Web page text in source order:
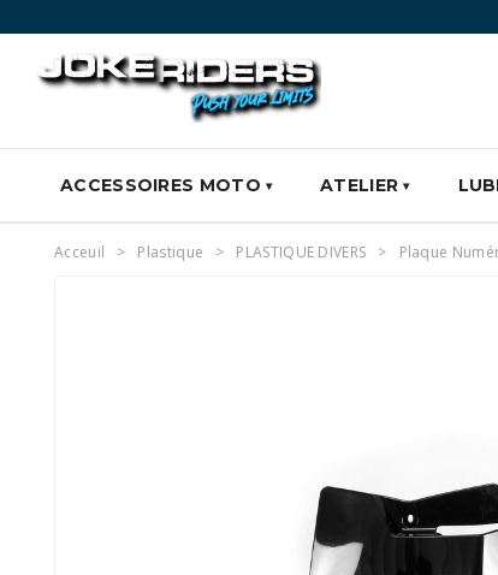
ACCESSOIRES MOTO ATELIER
Acceuil Plastique PLASTIQUE DIVERS Plaque